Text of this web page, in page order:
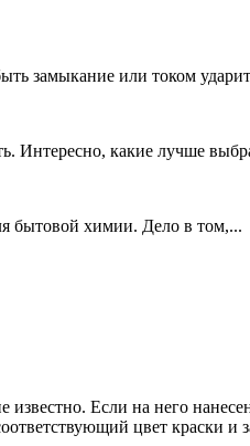
замыкание или током
Интересно, какие лучше
бытовой химии. Дело в том,...
Если на него
цвет краски и